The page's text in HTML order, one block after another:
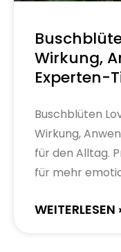
Wirkung,
Experten-
Buschblüten
Wirkung,
für den Alltag.
für mehr
WEITERLESEN